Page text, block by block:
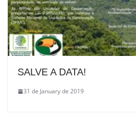
SALVE A DATA!
31 de January de 2019